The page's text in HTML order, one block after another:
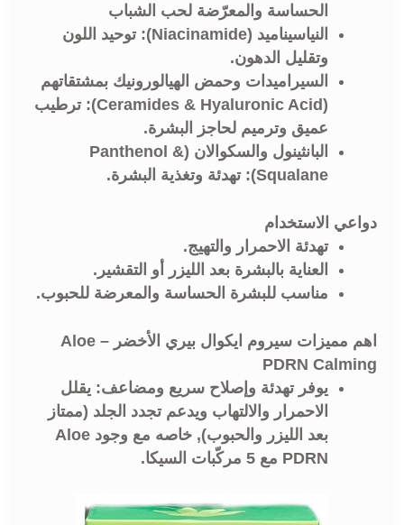
الحساسة والمعرّضة لحب الشباب
النياسيناميد (Niacinamide): توحيد اللون
وتقليل الدهون.
السيراميدات وحمض الهيالورونيك بمشتقاتهم
(Ceramides & Hyaluronic Acid): ترطيب
عميق وترميم لحاجز البشرة.
البانثينول والسكوالان (Panthenol &
Squalane): تهدئة وتغذية البشرة.
دواعي الاستخدام
تهدئة الاحمرار والتهيج.
العناية بالبشرة بعد الليزر أو التقشير.
مناسب للبشرة الحساسة والمعرضة للحبوب.
اهم مميزات سيروم ايكوال بيري الأخضر – Aloe
PDRN Calming
يوفر تهدئة وإصلاح سريع ومضاعف: يقلل
الاحمرار والالتهاب ويدعم تجدد الجلد (ممتاز
بعد الليزر والحبوب), خاصه مع وجود Aloe
PDRN مع 5 مركّبات السيكا.